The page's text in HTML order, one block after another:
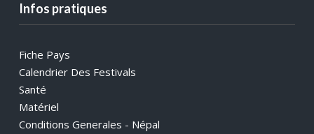
Infos pratiques
Fiche Pays
Calendrier Des Festivals
Santé
Matériel
Conditions Generales - Népal